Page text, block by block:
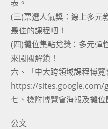
表。
(三)票選人氣獎：線上多元
最佳的課程吧！
(四)攤位集點兌獎：多元彈
來闖關解鎖！
六、「中大跨領域課程博
https://sites.google.com/
七、檢附博覽會海報及攤位
公文